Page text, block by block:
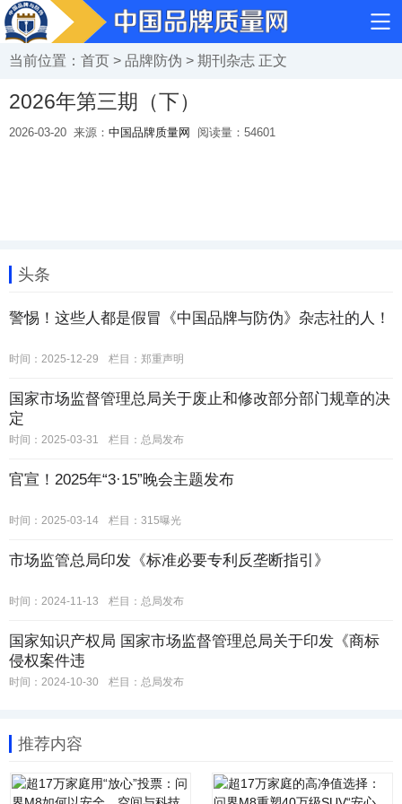
当前位置： 首页 > 品牌防伪 > 期刊杂志 正文
2026年第三期（下）
2026-03-20 来源： 中国品牌质量网 阅读量： 54601
头条
警惕！这些人都是假冒《中国品牌与防伪》杂志社的人！
时间：2025-12-29 栏目： 郑重声明
国家市场监督管理总局关于废止和修改部分部门规章的决
定
时间：2025-03-31 栏目： 总局发布
官宣！2025年“3·15”晚会主题发布
时间：2025-03-14 栏目： 315曝光
市场监管总局印发《标准必要专利反垄断指引》
时间：2024-11-13 栏目： 总局发布
国家知识产权局 国家市场监督管理总局关于印发《商标
侵权案件违
时间：2024-10-30 栏目： 总局发布
推荐内容